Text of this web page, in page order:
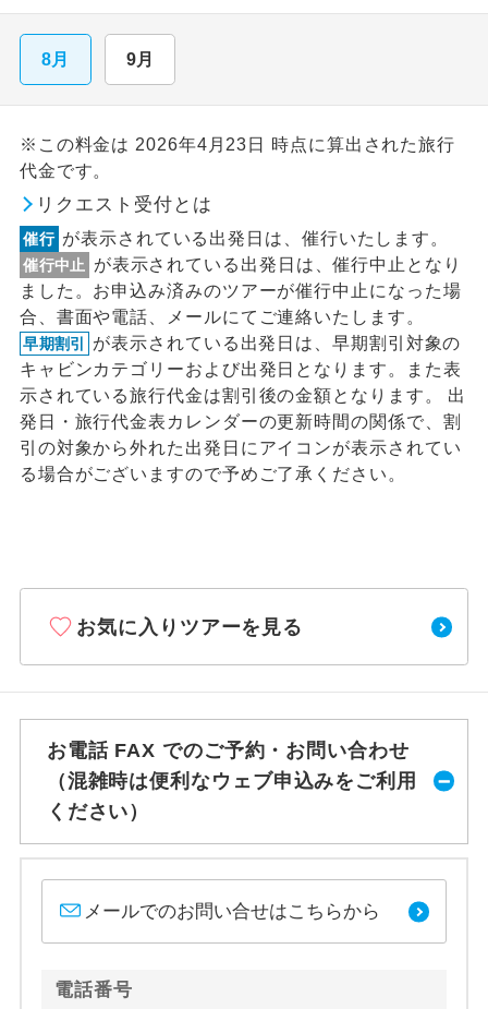
8月 9月
※この料金は 2026年4月23日 時点に算出された旅行
代金です。
リクエスト受付とは
催行 が表示されている出発日は、催行いたします。
催行中止
が表示されている出発日は、催行中止となり
ました。お申込み済みのツアーが催行中止になった場
合、書面や電話、メールにてご連絡いたします。
早期割引
が表示されている出発日は、早期割引対象の
キャビンカテゴリーおよび出発日となります。また表
示されている旅行代金は割引後の金額となります。 出
発日・旅行代金表カレンダーの更新時間の関係で、割
引の対象から外れた出発日にアイコンが表示されてい
る場合がございますので予めご了承ください。
お気に入りツアーを見る
お電話 FAX でのご予約・お問い合わせ
（混雑時は便利なウェブ申込みをご利用
ください）
メールでのお問い合せはこちらから
電話番号